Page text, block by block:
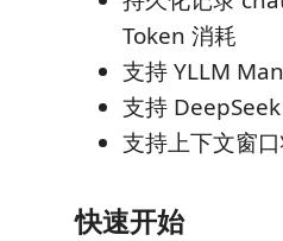
Token 消耗
支持 YLLM
支持
支持上下文窗
快速开始